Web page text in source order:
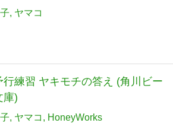
ヤマコ
行練習 ヤキモチの答え (角川ビー
庫)
ヤマコ HoneyWorks